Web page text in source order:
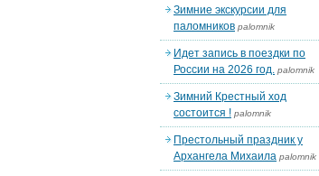
Зимние экскурсии для
паломников palomnik
Идет запись в поездки по
России на 2026 год. palomnik
Зимний Крестный ход
состоится ! palomnik
Престольный праздник у
Архангела Михаила palomnik